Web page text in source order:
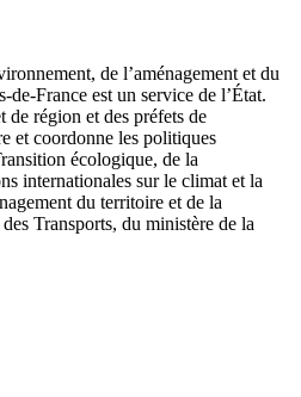
de l’aménagement et du
France est un service de l’État.
de région et des préfets de
et coordonne les politiques
écologique, de la
internationales sur le climat et la
du territoire et de la
Transports, du ministère de la